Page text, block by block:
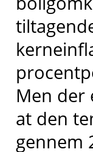
Men der
at den
gennem